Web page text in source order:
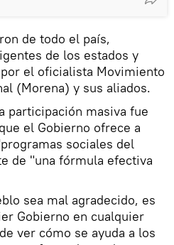
de todo el país,
de los estados y
el oficialista Movimiento
(Morena) y sus aliados.
participación masiva fue
el Gobierno ofrece a
sociales del
de "una fórmula efectiva
sea mal agradecido, es
Gobierno en cualquier
ver cómo se ayuda a los